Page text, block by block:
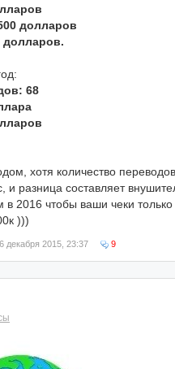
долларов
долларов.
68
хотя количество
и разница составляет
в 2016 чтобы ваши чеки
)))
декабря 2015, 23:37 9